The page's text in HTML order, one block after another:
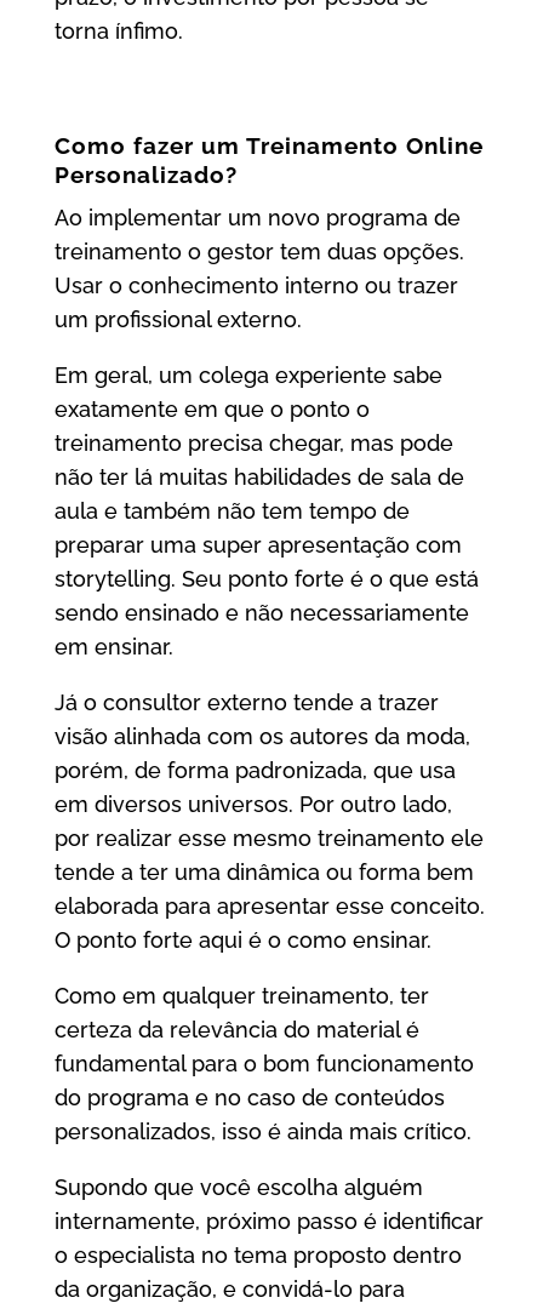
torna ínfimo.
Como fazer um Treinamento Online
Personalizado?
Ao implementar um novo programa de
treinamento o gestor tem duas opções.
Usar o conhecimento interno ou trazer
um profissional externo.
Em geral, um colega experiente sabe
exatamente em que o ponto o
treinamento precisa chegar, mas pode
não ter lá muitas habilidades de sala de
aula e também não tem tempo de
preparar uma super apresentação com
storytelling. Seu ponto forte é o que está
sendo ensinado e não necessariamente
em ensinar.
Já o consultor externo tende a trazer
visão alinhada com os autores da moda,
porém, de forma padronizada, que usa
em diversos universos. Por outro lado,
por realizar esse mesmo treinamento ele
tende a ter uma dinâmica ou forma bem
elaborada para apresentar esse conceito.
O ponto forte aqui é o como ensinar.
Como em qualquer treinamento, ter
certeza da relevância do material é
fundamental para o bom funcionamento
do programa e no caso de conteúdos
personalizados, isso é ainda mais crítico.
Supondo que você escolha alguém
internamente, próximo passo é identificar
o especialista no tema proposto dentro
da organização, e convidá-lo para